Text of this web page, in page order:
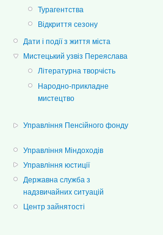
Турагентства
Відкриття сезону
Дати і події з життя міста
Мистецький узвіз Переяслава
Літературна творчість
Народно-прикладне
мистецтво
Управління Пенсійного фонду
Управління Міндоходів
Управління юстиції
Державна служба з
надзвичайних ситуацій
Центр зайнятості